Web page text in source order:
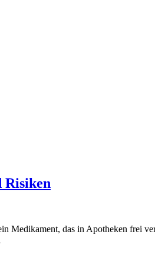
Risiken
Medikament, das in Apotheken frei